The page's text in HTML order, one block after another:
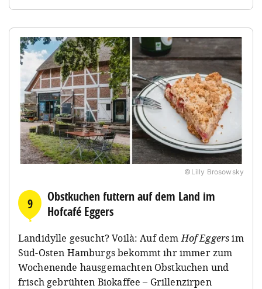
©Lilly Brosowsky
9
Obstkuchen futtern auf dem Land im
Hofcafé Eggers
Landidylle gesucht? Voilà: Auf demHof Eggersim
Süd-Osten Hamburgs bekommt ihr immer zum
Wochenende hausgemachten Obstkuchen und
frisch gebrühten Biokaffee – Grillenzirpen